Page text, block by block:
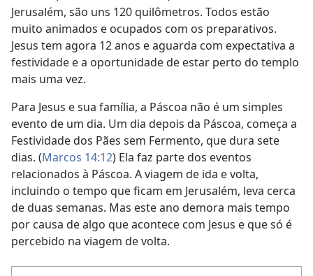
Jerusalém, são uns 120 quilômetros. Todos estão
muito animados e ocupados com os preparativos.
Jesus tem agora 12 anos e aguarda com expectativa a
festividade e a oportunidade de estar perto do templo
mais uma vez.
Para Jesus e sua família, a Páscoa não é um simples
evento de um dia. Um dia depois da Páscoa, começa a
Festividade dos Pães sem Fermento, que dura sete
dias. (Marcos 14:12) Ela faz parte dos eventos
relacionados à Páscoa. A viagem de ida e volta,
incluindo o tempo que ficam em Jerusalém, leva cerca
de duas semanas. Mas este ano demora mais tempo
por causa de algo que acontece com Jesus e que só é
percebido na viagem de volta.